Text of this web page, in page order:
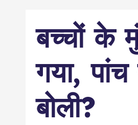
बच्चों के
गया,
बोली?